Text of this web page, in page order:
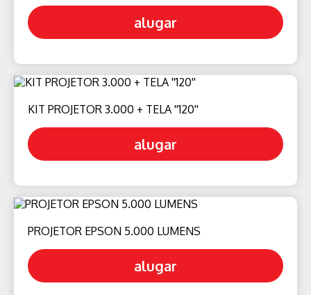
alugar
KIT PROJETOR 3.000 + TELA ''120''
alugar
PROJETOR EPSON 5.000 LUMENS
alugar